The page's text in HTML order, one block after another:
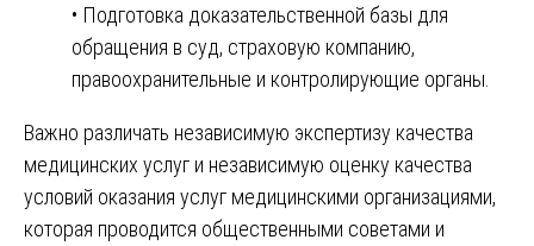
• Подготовка доказательственной базы для
обращения в суд, страховую компанию,
правоохранительные и контролирующие органы.
Важно различать независимую экспертизу качества
медицинских услуг и независимую оценку качества
условий оказания услуг медицинскими организациями,
которая проводится общественными советами и